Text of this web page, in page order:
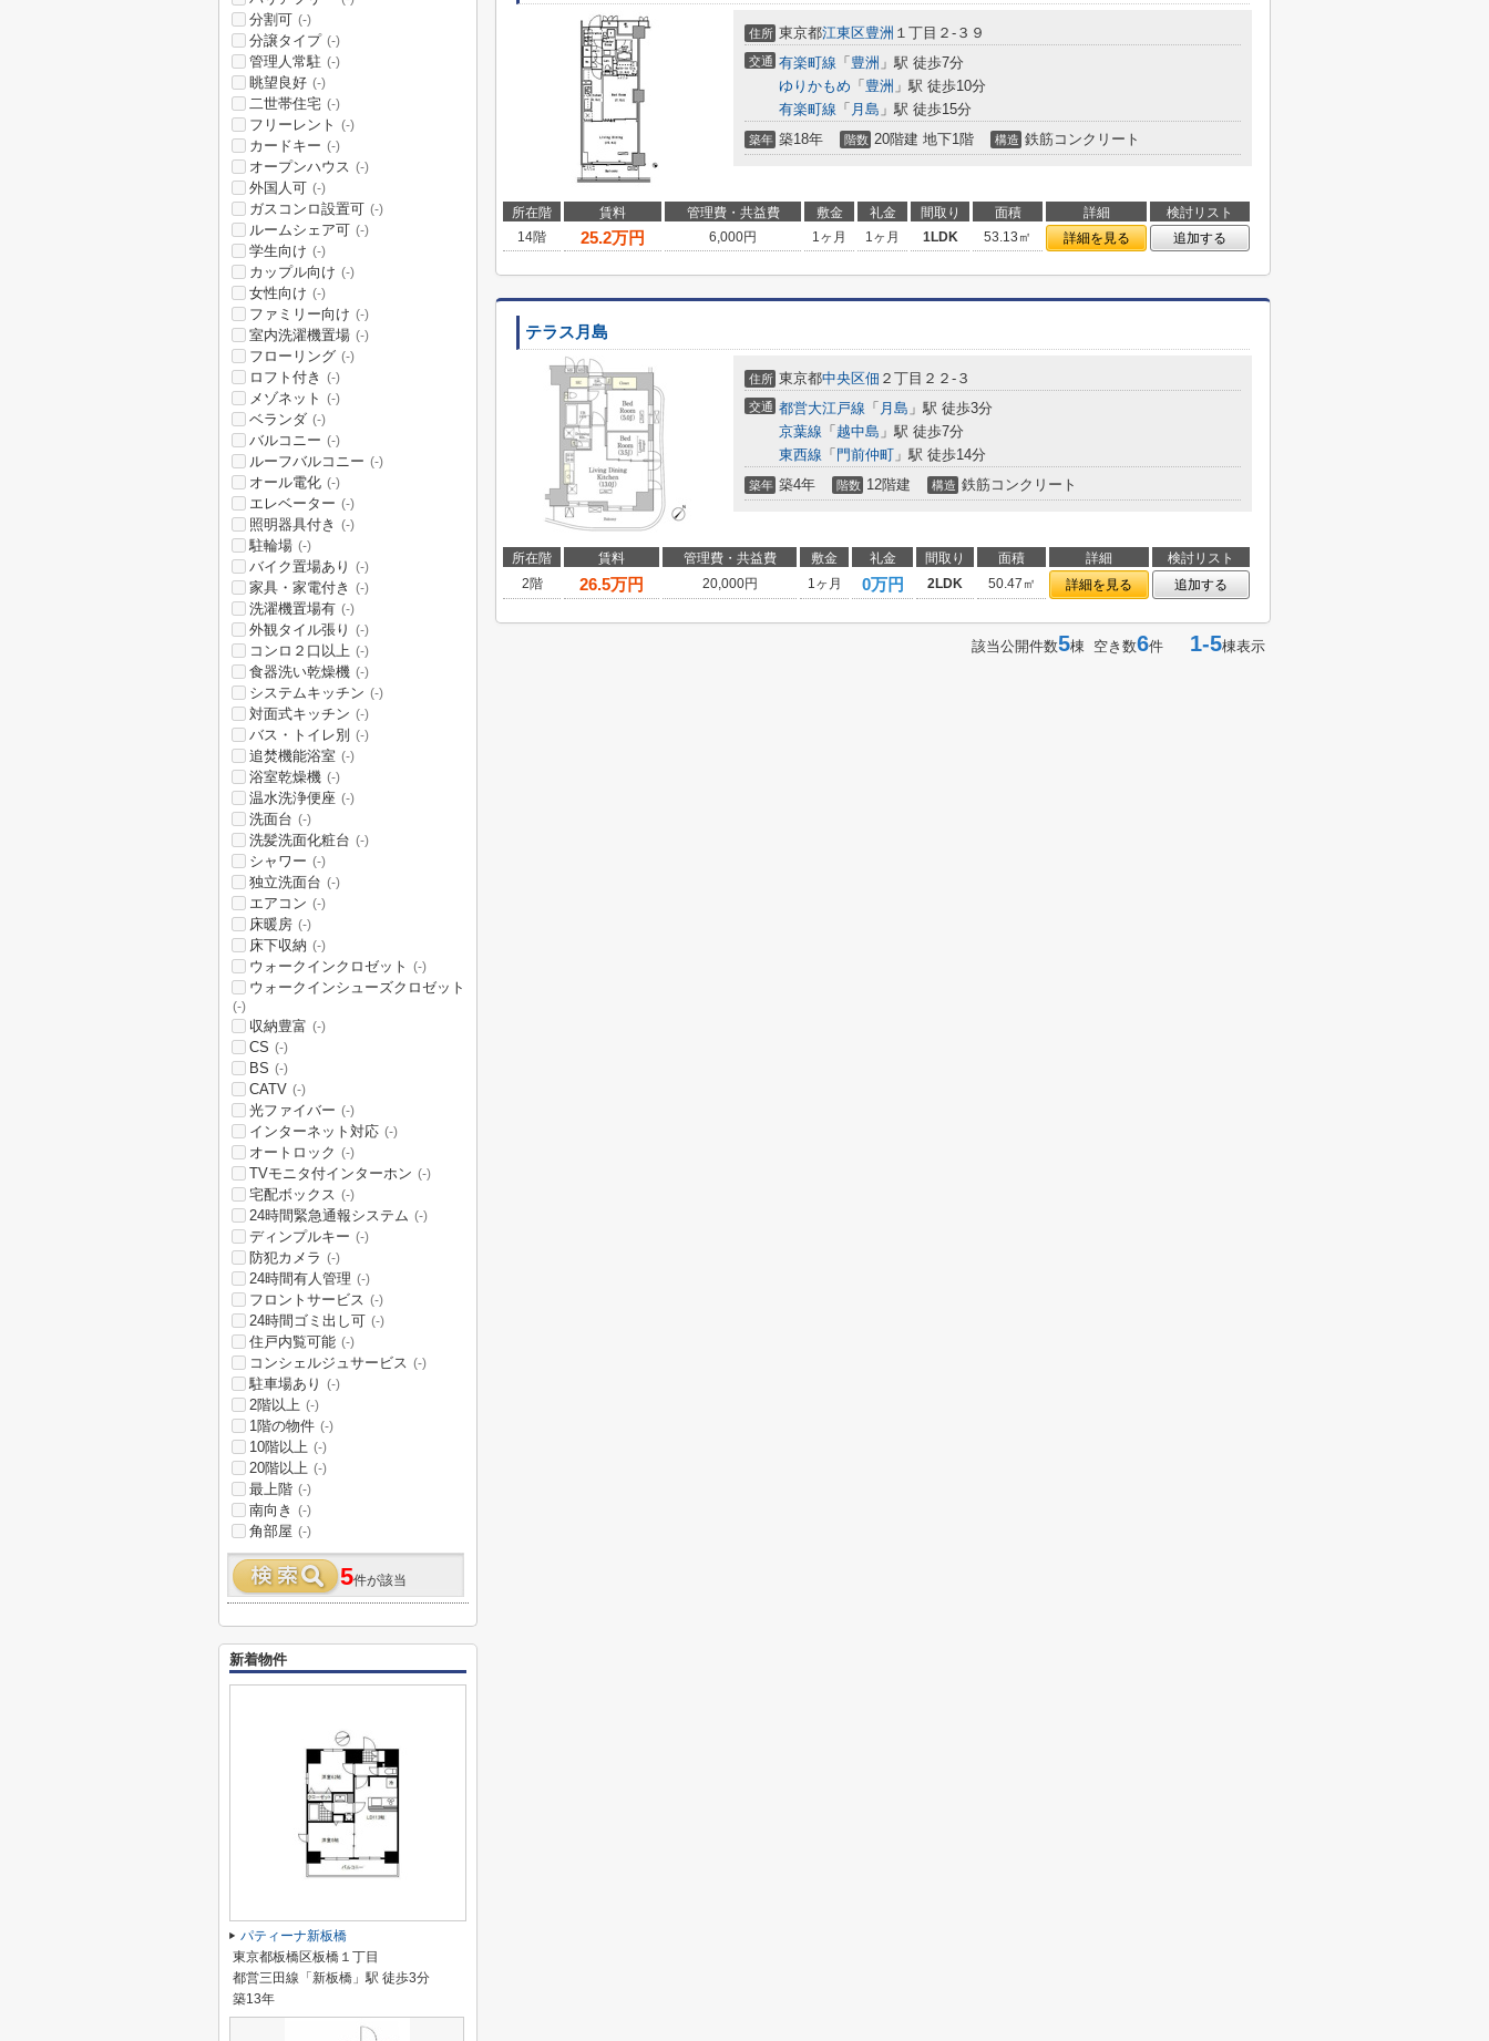
住所 東京都江東区豊洲 １丁目２-３９
交通 有楽町線 「 豊洲 」駅 徒歩7分
ゆりかもめ 「 豊洲 」駅 徒歩10分
有楽町線 「 月島 」駅 徒歩15分
築年 築18年 階数 20階建 地下1階 構造 鉄筋コンクリート
所在階 賃料 管理費・共益費 敷金 礼金 間取り 面積 詳細
検討リスト
14階
25.2万円 6,000円 1ヶ月 1ヶ月 1LDK 53.13㎡ 詳細を見る 追加する
テラス月島
住所 東京都中央区佃 ２丁目２２-３
交通 都営大江戸線 「 月島 」駅 徒歩3分
京葉線 「 越中島 」駅 徒歩7分
東西線 「 門前仲町 」駅 徒歩14分
築年 築4年 階数 12階建 構造 鉄筋コンクリート
所在階 賃料 管理費・共益費 敷金 礼金 間取り 面積 詳細
検討リスト
2階
26.5万円 20,000円 1ヶ月 0万円 2LDK 50.47㎡ 詳細を見る 追加する
該当公開件数5棟 空き数6件 1-5棟表示
分割可 (-)
分譲タイプ (-)
管理人常駐 (-)
眺望良好 (-)
二世帯住宅 (-)
フリーレント (-)
カードキー (-)
オープンハウス (-)
外国人可 (-)
ガスコンロ設置可 (-)
ルームシェア可 (-)
学生向け (-)
カップル向け (-)
女性向け (-)
ファミリー向け (-)
室内洗濯機置場 (-)
フローリング (-)
ロフト付き (-)
メゾネット (-)
ベランダ (-)
バルコニー (-)
ルーフバルコニー (-)
オール電化 (-)
エレベーター (-)
照明器具付き (-)
駐輪場 (-)
バイク置場あり (-)
家具・家電付き (-)
洗濯機置場有 (-)
外観タイル張り (-)
コンロ２口以上 (-)
食器洗い乾燥機 (-)
システムキッチン (-)
対面式キッチン (-)
バス・トイレ別 (-)
追焚機能浴室 (-)
浴室乾燥機 (-)
温水洗浄便座 (-)
洗面台 (-)
洗髪洗面化粧台 (-)
シャワー (-)
独立洗面台 (-)
エアコン (-)
床暖房 (-)
床下収納 (-)
ウォークインクロゼット (-)
ウォークインシューズクロゼット
(-)
収納豊富 (-)
CS (-)
BS (-)
CATV (-)
光ファイバー (-)
インターネット対応 (-)
オートロック (-)
TVモニタ付インターホン (-)
宅配ボックス (-)
24時間緊急通報システム (-)
ディンプルキー (-)
防犯カメラ (-)
24時間有人管理 (-)
フロントサービス (-)
24時間ゴミ出し可 (-)
住戸内覧可能 (-)
コンシェルジュサービス (-)
駐車場あり (-)
2階以上 (-)
1階の物件 (-)
10階以上 (-)
20階以上 (-)
最上階 (-)
南向き (-)
角部屋 (-)
5件が該当
新着物件
パティーナ新板橋
東京都板橋区板橋１丁目
都営三田線「新板橋」駅 徒歩3分
築13年